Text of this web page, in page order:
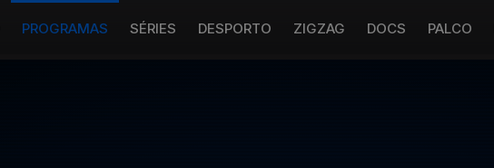
PROGRAMAS SÉRIES DESPORTO ZIGZAG DOCS PALCO